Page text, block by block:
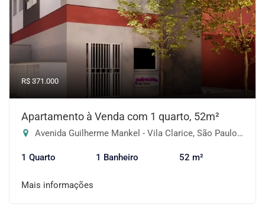
R$ 371.000
Apartamento à Venda com 1 quarto, 52m²
Avenida Guilherme Mankel - Vila Clarice, São Paulo-SP
1 Quarto 1 Banheiro 52 m²
Mais informações